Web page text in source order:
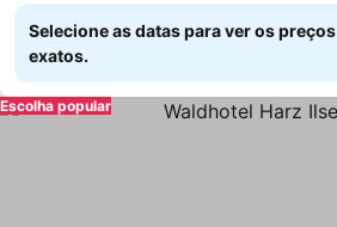
Selecione as datas para ver os preços
exatos.
Escolha popular